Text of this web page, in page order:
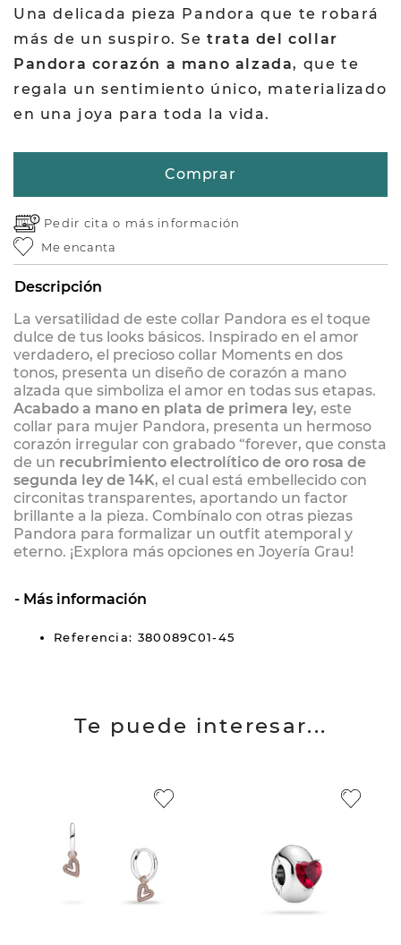
Una delicada pieza Pandora que te robará
más de un suspiro. Setrata del collar
Pandora corazón a mano alzada, que te
regala un sentimiento único, materializado
en una joya para toda la vida.
Comprar
Pedir cita o más información
Me encanta
Descripción
La versatilidad de este collar Pandora es el toque
dulce de tus looks básicos. Inspirado en el amor
verdadero, el precioso collar Moments en dos
tonos, presenta un diseño de corazón a mano
alzada que simboliza el amor en todas sus etapas.
Acabado a mano en plata de primera ley, este
collar para mujer Pandora, presenta un hermoso
corazón irregular con grabado “forever, que consta
de un recubrimiento electrolítico de oro rosa de
segunda ley de 14K, el cual está embellecido con
circonitas transparentes, aportando un factor
brillante a la pieza. Combínalo con otras piezas
Pandora para formalizar un outfit atemporal y
eterno. ¡Explora más opciones en Joyería Grau!
Más información
Referencia: 380089C01-45
Te puede interesar...